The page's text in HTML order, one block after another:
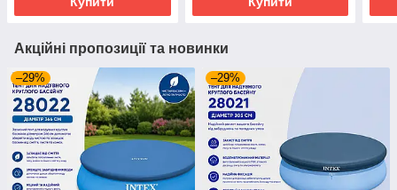
Акційні пропозиції та новинки
–29% –29%